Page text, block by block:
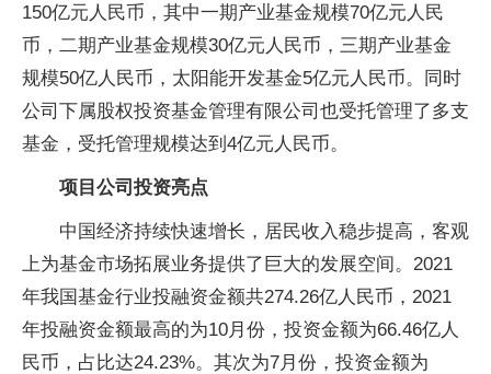
150亿元人民币，其中一期产业基金规模70亿元人民
币，二期产业基金规模30亿元人民币，三期产业基金
规模50亿人民币，太阳能开发基金5亿元人民币。同时
公司下属股权投资基金管理有限公司也受托管理了多支
基金，受托管理规模达到4亿元人民币。
项目公司投资亮点
中国经济持续快速增长，居民收入稳步提高，客观
上为基金市场拓展业务提供了巨大的发展空间。2021
年我国基金行业投融资金额共274.26亿人民币，2021
年投融资金额最高的为10月份，投资金额为66.46亿人
民币，占比达24.23%。其次为7月份，投资金额为